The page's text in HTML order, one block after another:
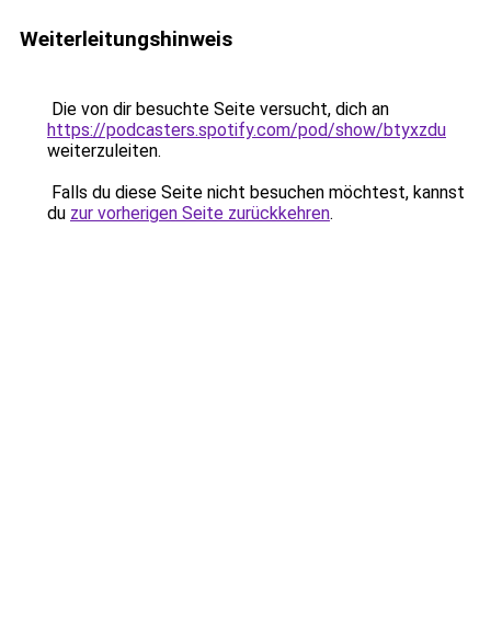
Weiterleitungshinweis
Die von dir besuchte Seite versucht, dich an
https://podcasters.spotify.com/pod/show/btyxzdu
weiterzuleiten.
Falls du diese Seite nicht besuchen möchtest, kannst
du zur vorherigen Seite zurückkehren.